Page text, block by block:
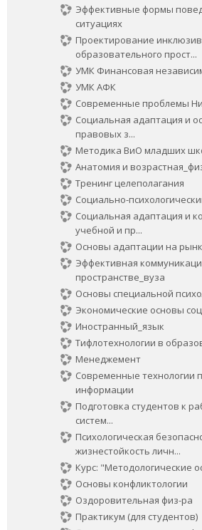
Эффективные формы
ситуациях
Проектирование
образовательного прост...
УМК Финансовая
УМК АФК
Современные проблемы
Социальная адаптация и
правовых з...
Методика ВиО младших
Анатомия и
Тренинг целеполагания
Социально-
Социальная адаптация и
учебной и пр...
Основы адаптации на
Эффективная
пространстве_вуза
Основы специальной
Экономические основы
Иностранный_язык
Тифлотехнологии в
Менеджемент
Современные технологии
информации
Подготовка студентов к
систем...
Психологическая
жизнестойкость личн...
Курс: "Методологические
Основы конфликтологии
Оздоровительная физ-ра
Практикум (для студентов)